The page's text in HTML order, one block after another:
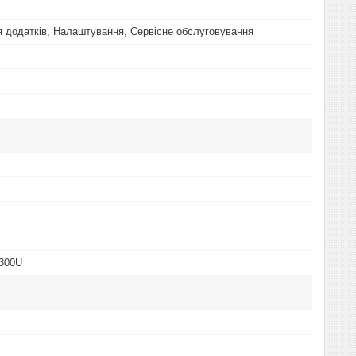
додатків, Налаштування, Сервісне обслуговування